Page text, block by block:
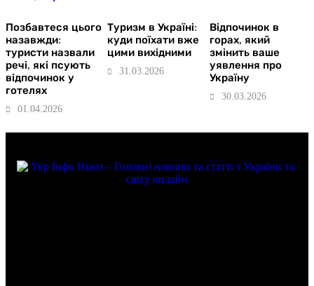
Позбавтеся цього
назавжди:
туристи назвали
речі, які псують
відпочинок у
готелях
01.04.2026
Туризм в Україні:
куди поїхати вже
цими вихідними
31.03.2026
Відпочинок в
горах, який
змінить ваше
уявлення про
Україну
30.03.2026